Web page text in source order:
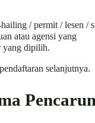
/ permit / lesen /
atau agensi yang
yang dipilih.
selanjutnya.